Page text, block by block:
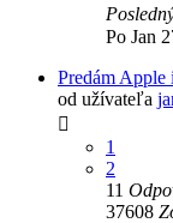
Po Jan
Predám Apple
od užívateľa
1
2
11
37608